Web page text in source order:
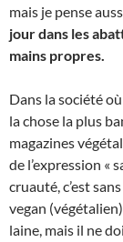
mais je pense
jour dans les
mains propres.
Dans la société
la chose la plus
magazines
de l’expression «
cruauté, c’est
vegan
laine, mais il ne